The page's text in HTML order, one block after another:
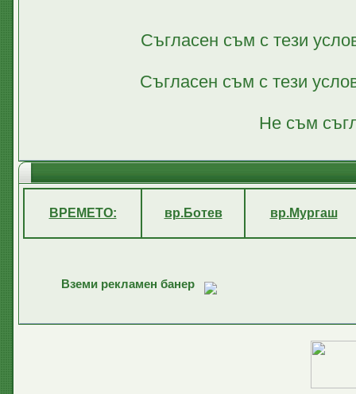
Съгласен съм с тези
Съгласен съм с тези
Не съм
ВРЕМЕТО: вр.Ботев вр.Мургаш
Вземи рекламен банер